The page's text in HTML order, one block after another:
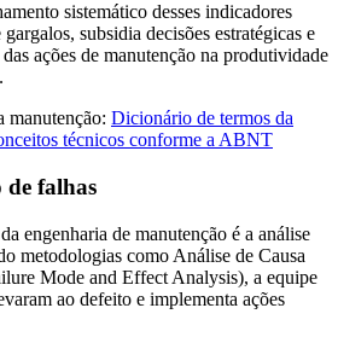
sistemático desses indicadores
subsidia decisões estratégicas e
ações de manutenção na produtividade
manutenção: Dicionário de termos da
técnicos conforme a ABNT
de falhas
engenharia de manutenção é a análise
metodologias como Análise de Causa
Mode and Effect Analysis), a equipe
ao defeito e implementa ações